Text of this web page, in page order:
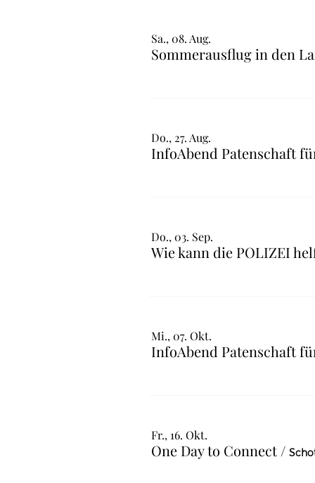
Sa., 08. Aug.
Sommerausflug in den
Do., 27. Aug.
Do., 03. Sep.
Wie kann die POLIZEI
Mi., 07. Okt.
Fr., 16. Okt.
One Day to Connect /